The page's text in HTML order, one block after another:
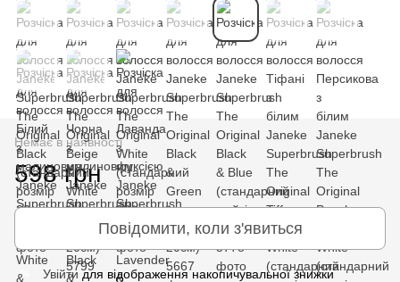
Немає в наявності
598 грн
Повідомити, коли з'явиться
% Увійти для відображення накопичувальної знижки